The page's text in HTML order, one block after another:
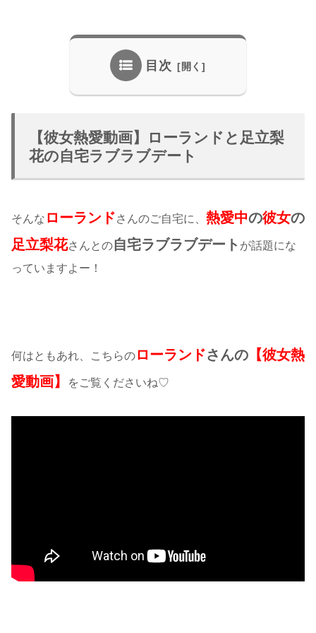
目次
【彼女熱愛動画】ローランドと足立梨
花の自宅ラブラブデート
そんな ローランドさんのご自宅に、 熱愛中の彼女の
足立梨花さんとの自宅ラブラブデート が話題にな
っていますよー！
何はともあれ、こちらのローランドさんの 【彼女熱
愛動画】
をご覧くださいね♡